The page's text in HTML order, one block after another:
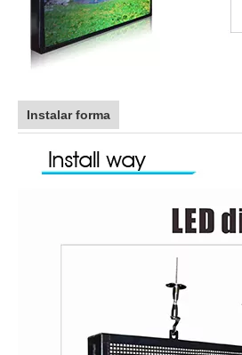
Instalar forma